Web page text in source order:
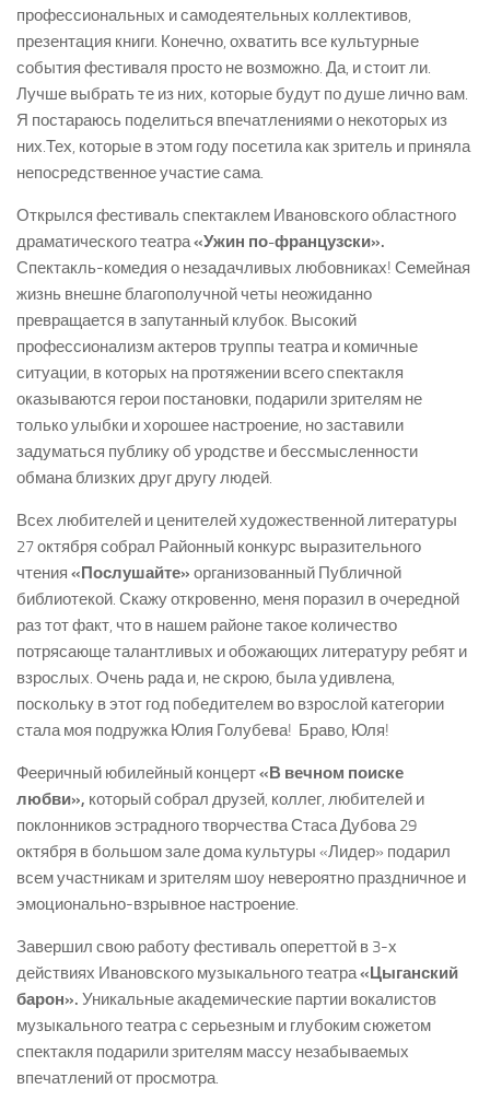
профессиональных и самодеятельных коллективов,
презентация книги. Конечно, охватить все культурные
события фестиваля просто не возможно. Да, и стоит ли.
Лучше выбрать те из них, которые будут по душе лично вам.
Я постараюсь поделиться впечатлениями о некоторых из
них.Тех, которые в этом году посетила как зритель и приняла
непосредственное участие сама.
Открылся фестиваль спектаклем Ивановского областного
драматического театра«Ужин по-французски».
Спектакль-комедия о незадачливых любовниках! Семейная
жизнь внешне благополучной четы неожиданно
превращается в запутанный клубок. Высокий
профессионализм актеров труппы театра и комичные
ситуации, в которых на протяжении всего спектакля
оказываются герои постановки, подарили зрителям не
только улыбки и хорошее настроение, но заставили
задуматься публику об уродстве и бессмысленности
обмана близких друг другу людей.
Всех любителей и ценителей художественной литературы
27 октября собрал Районный конкурс выразительного
чтения «Послушайте» организованный Публичной
библиотекой. Скажу откровенно, меня поразил в очередной
раз тот факт, что в нашем районе такое количество
потрясающе талантливых и обожающих литературу ребят и
взрослых. Очень рада и, не скрою, была удивлена,
поскольку в этот год победителем во взрослой категории
стала моя подружка Юлия Голубева! Браво, Юля!
Фееричный юбилейный концерт«В вечном поиске
любви», который собрал друзей, коллег, любителей и
поклонников эстрадного творчества Стаса Дубова 29
октября в большом зале дома культуры «Лидер» подарил
всем участникам и зрителям шоу невероятно праздничное и
эмоционально-взрывное настроение.
Завершил свою работу фестиваль опереттой в 3-х
действиях Ивановского музыкального театра«Цыганский
барон». Уникальные академические партии вокалистов
музыкального театра с серьезным и глубоким сюжетом
спектакля подарили зрителям массу незабываемых
впечатлений от просмотра.